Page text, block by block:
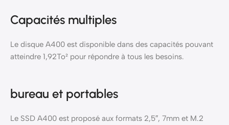
Capacités multiples
Le disque A400 est disponible dans des capacités pouvant
atteindre 1,92To² pour répondre à tous les besoins.
bureau et portables
Le SSD A400 est proposé aux formats 2,5″, 7mm et M.2